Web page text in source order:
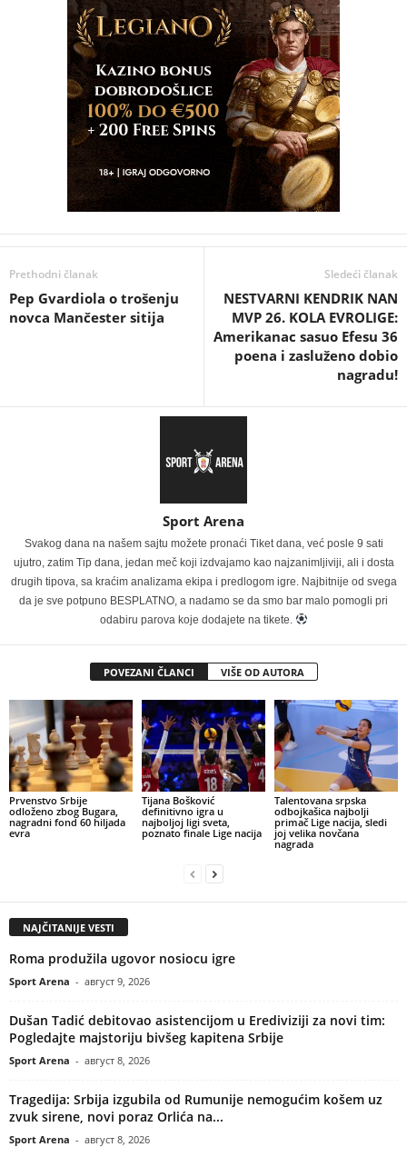
Prethodni članak
Pep Gvardiola o trošenju
novca Mančester sitija
Sledeći članak
NESTVARNI KENDRIK NAN
MVP 26. KOLA EVROLIGE:
Amerikanac sasuo Efesu 36
poena i zasluženo dobio
nagradu!
Sport Arena
Svakog dana na našem sajtu možete pronaći Tiket dana, već posle 9 sati
ujutro, zatim Tip dana, jedan meč koji izdvajamo kao najzanimljiviji, ali i dosta
drugih tipova, sa kraćim analizama ekipa i predlogom igre. Najbitnije od svega
da je sve potpuno BESPLATNO, a nadamo se da smo bar malo pomogli pri
odabiru parova koje dodajete na tikete.
POVEZANI ČLANCI VIŠE OD AUTORA
Prvenstvo Srbije
odloženo zbog Bugara,
nagradni fond 60 hiljada
evra
Tijana Bošković
definitivno igra u
najboljoj ligi sveta,
poznato finale Lige nacija
Talentovana srpska
odbojkašica najbolji
primač Lige nacija, sledi
joj velika novčana
nagrada
NAJČITANIJE VESTI
Roma produžila ugovor nosiocu igre
Sport Arena - август 9, 2026
Dušan Tadić debitovao asistencijom u Erediviziji za novi tim:
Pogledajte majstoriju bivšeg kapitena Srbije
Sport Arena - август 8, 2026
Tragedija: Srbija izgubila od Rumunije nemogućim košem uz
zvuk sirene, novi poraz Orlića na...
Sport Arena - август 8, 2026